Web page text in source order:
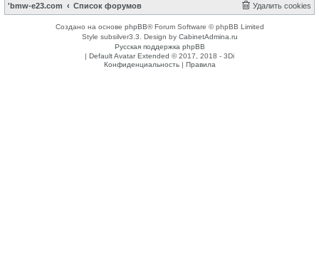
'bmw-e23.com Список форумов Удалить cookies
Создано на основе phpBB® Forum Software © phpBB Limited
Style subsilver3.3. Design by CabinetAdmina.ru
Русская поддержка phpBB
| Default Avatar Extended © 2017, 2018 - 3Di
Конфиденциальность| Правила